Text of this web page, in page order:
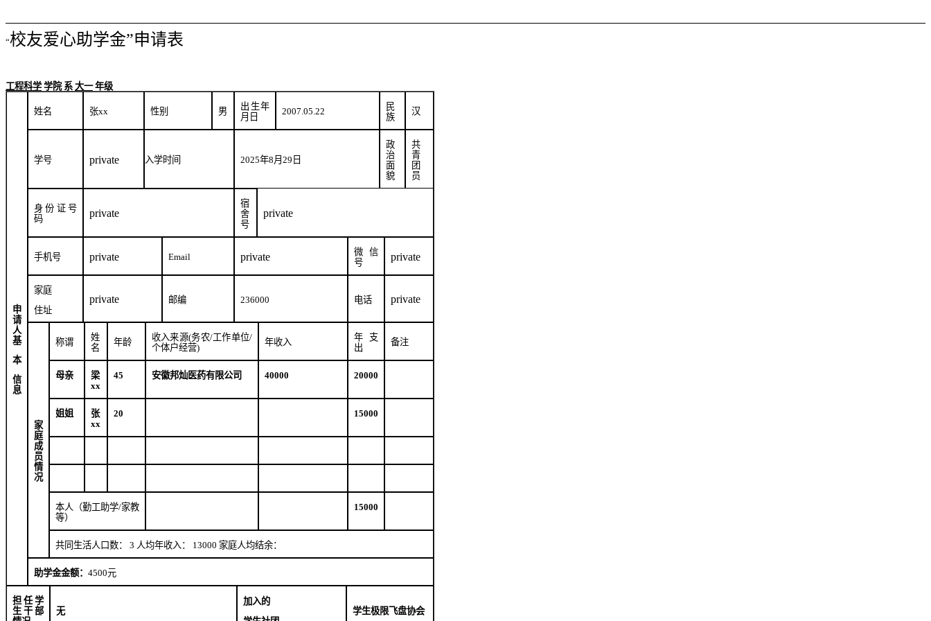
“校友爱心助学金”申请表
工程科学 学院 系 大一 年级
申
请
人
基
本
信
息
姓名 张xx 性别 男
出生年
月日
2007.05.22
民
族
汉
学号 private 入学时间 2025年8月 29 日
政
治
面
貌
共
青
团
员
身份证号
码
private
宿
舍
号
private
手机号 private Email private
微信
号
private
家庭
住址
private 邮编 236000 电话 private
家
庭
成
员
情
况
称谓
姓
名
年龄 收入来源(务农/工作单位/
个体户经营)
年收入
年支
出
备注
母亲
梁
xx
45 安徽邦灿医药有限公司 40000 20000
姐姐
张
xx
20 15000
本人（勤工助学/家教
等）
15000
共同生活人口数： 3 人均年收入： 13000 家庭人均结余：
助学金金额： 4500元
担任学
生干部
无
加入的
学生极限飞盘协会